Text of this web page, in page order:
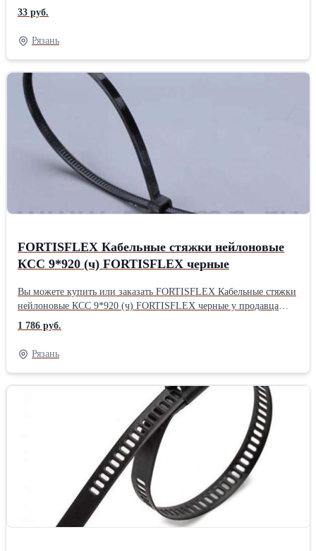
радиации,влажности и экстремального перепада температур
Материал: нержавеющая сталь AISI 304 Немагнитная сталь
ленты и замкового механизма Покрытие: отсутствует
Температура эксплуатации: от -80 С до +538 С Для наружной и
внутренней установки Шариковый самофиксирующийся замок
одностороннего хода Усовершенствованный замковый механизм.
Специальнаяобработка поверхности шарика обеспечивает
надежнуюфиксацию и исключает обратное проскальзывание
ленты Надежный крепеж и фиксация даже в масляной среде
Инструмент для монтажа: TG-02, TG-05Производитель:
FORTISFLEX Тип: Стяжка для кабеля Вес: 0.0
33 руб.
Рязань
FORTISFLEX Кабельные стяжки нейлоновые
КСС 9*920 (ч) FORTISFLEX черные
Вы можете купить или заказать FORTISFLEX Кабельные стяжки
нейлоновые КСС 9*920 (ч) FORTISFLEX черные у продавца
ЭТК "АлТемп" ( Рязань )Производитель: FORTISFLEX Вес: 0.0
1 786 руб.
Рязань